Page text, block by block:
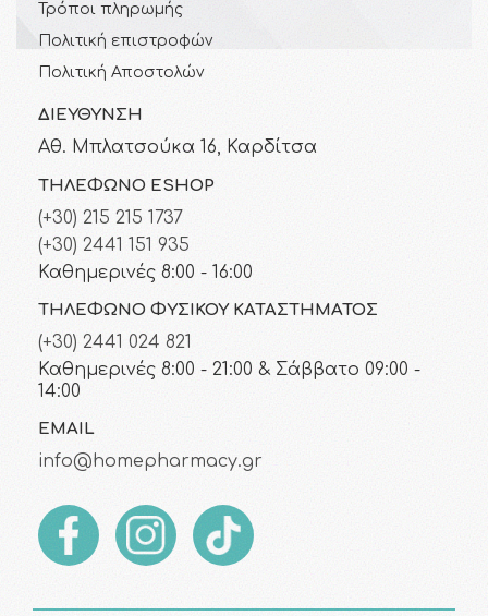
Τρόποι πληρωμής
Πολιτική επιστροφών
Πολιτική Αποστολών
ΔΙΕΎΘΥΝΣΗ
Αθ. Μπλατσούκα 16, Καρδίτσα
ΤΗΛΈΦΩΝΟ ESHOP
(+30) 215 215 1737
(+30) 2441 151 935
Καθημερινές 8:00 - 16:00
ΤΗΛΈΦΩΝΟ ΦΥΣΙΚΟΎ ΚΑΤΑΣΤΉΜΑΤΟΣ
(+30) 2441 024 821
Καθημερινές 8:00 - 21:00 & Σάββατο 09:00 -
14:00
EMAIL
info@homepharmacy.gr